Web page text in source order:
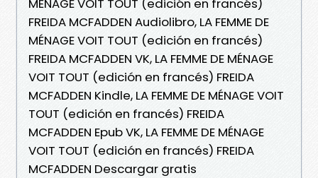
MÉNAGE VOIT TOUT (edición en francés)
FREIDA MCFADDEN Audiolibro, LA FEMME DE
MÉNAGE VOIT TOUT (edición en francés)
FREIDA MCFADDEN VK, LA FEMME DE MÉNAGE
VOIT TOUT (edición en francés) FREIDA
MCFADDEN Kindle, LA FEMME DE MÉNAGE VOIT
TOUT (edición en francés) FREIDA
MCFADDEN Epub VK, LA FEMME DE MÉNAGE
VOIT TOUT (edición en francés) FREIDA
MCFADDEN Descargar gratis